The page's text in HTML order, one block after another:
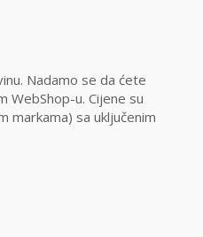
Nadamo se da ćete
WebShop-u. Cijene su
markama) sa uključenim